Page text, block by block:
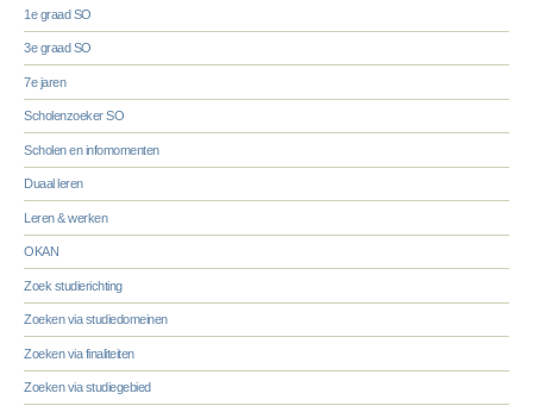
1e graad SO
3e graad SO
7e jaren
Scholenzoeker SO
Scholen en infomomenten
Duaal leren
Leren & werken
OKAN
Zoek studierichting
Zoeken via studiedomeinen
Zoeken via finaliteiten
Zoeken via studiegebied